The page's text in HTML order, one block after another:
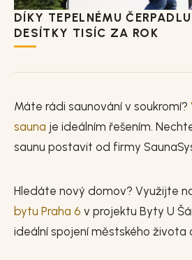
DÍKY TEPELNÉMU
DESÍTKY TISÍC ZA ROK
Máte rádi saunování v soukromí?
sauna je ideálním řešením.
saunu postavit od firmy
Hledáte nový domov? Využijte
bytu Praha 6 v projektu Byty U
ideální spojení městského života